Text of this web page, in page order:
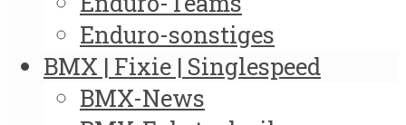
Enduro-sonstiges
BMX | Fixie | Singlespeed
BMX-News